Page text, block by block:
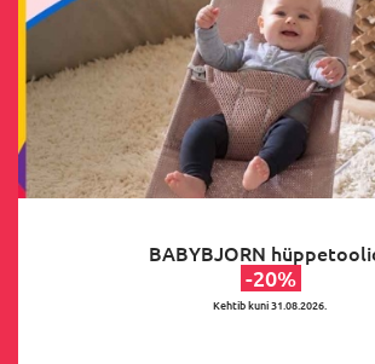
BABYBJORN
-20%
Kehtib kuni 31.08.2026.